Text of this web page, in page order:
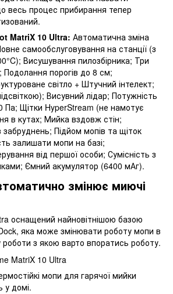
весь процес прибирання тепер
MatriX 10 Ultra: Автоматична зміна
самообслуговування на станції (з
Висушування пилозбірника; Три
Подолання порогів до 8 см;
світло + Штучний інтелект;
Висувний лідар; Потужність
Па; Щітки HyperStream (не намотує
в кутах; Мийка вздовж стін;
забруднень; Підйом мопів та щіток
залишати мопи на базі;
від першої особи; Сумісність з
Ємний акумулятор (6400 мАг).
змінює миючі
оснащений найновітнішою базою
яка може змінювати роботу мопи в
роботи з якою варто впоратись роботу.
мопи для гарячої мийки
у домі.